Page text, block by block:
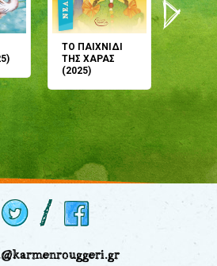
ΤΟ ΠΑΙΧΝΙΔΙ
ΤΗΣ ΧΑΡΑΣ
(2025)
μου;
(2024)